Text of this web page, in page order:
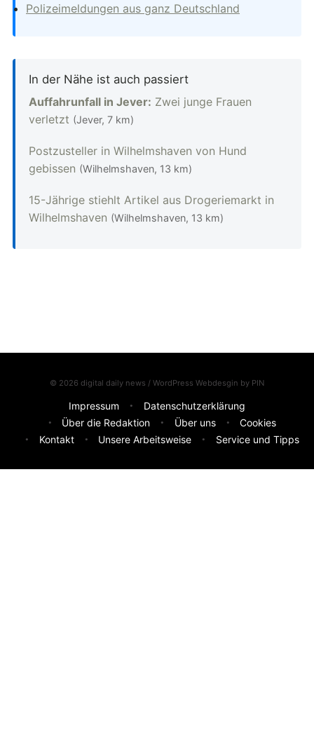
Polizeimeldungen aus ganz Deutschland
In der Nähe ist auch passiert
Auffahrunfall in Jever: Zwei junge Frauen
verletzt (Jever, 7 km)
Postzusteller in Wilhelmshaven von Hund
gebissen (Wilhelmshaven, 13 km)
15-Jährige stiehlt Artikel aus Drogeriemarkt in
Wilhelmshaven (Wilhelmshaven, 13 km)
© 2026 digital daily news / WordPress Webdesgin by PIN
Impressum
Datenschutzerklärung
Über die Redaktion
Über uns
Cookies
Kontakt
Unsere Arbeitsweise Service und Tipps